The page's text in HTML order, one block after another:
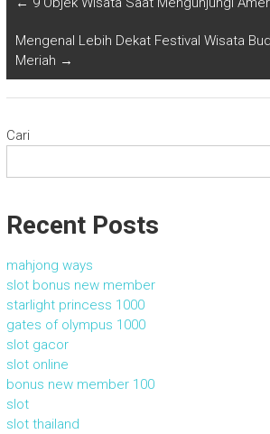
Mengenal Lebih Dekat Festival Wisata
Meriah →
Cari
Recent Posts
mahjong ways
slot bonus new member
starlight princess 1000
gates of olympus 1000
slot gacor
slot online
bonus new member 100
slot
slot thailand